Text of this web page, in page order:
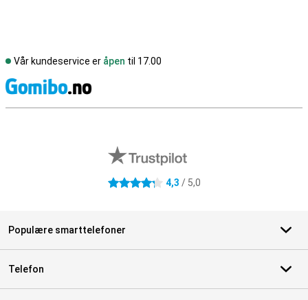
Vår kundeservice er åpen til 17.00
4.3 stjerner 4,3 / 5,0
Populære smarttelefoner
Telefon